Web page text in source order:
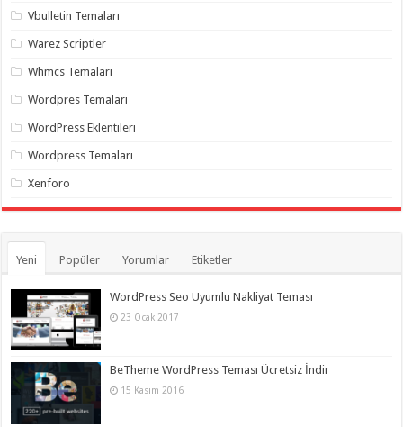
Vbulletin Temaları
Warez Scriptler
Whmcs Temaları
Wordpres Temaları
WordPress Eklentileri
Wordpress Temaları
Xenforo
Yeni Popüler Yorumlar Etiketler
WordPress Seo Uyumlu Nakliyat Teması
23 Ocak 2017
BeTheme WordPress Teması Ücretsiz İndir
15 Kasım 2016